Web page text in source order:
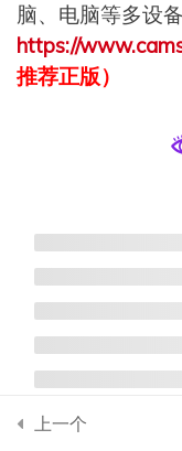
第3章 关联方
合】
第4章 分布特
第5章 预测估值
验】
第6章 试验设计
样】
脑、电脑等多设
https://
推荐正版）
上一个